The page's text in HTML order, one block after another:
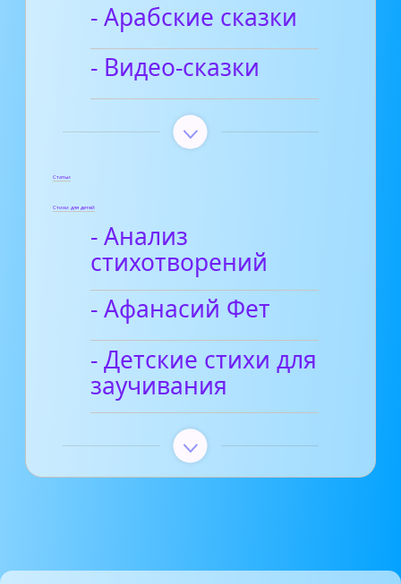
- Арабские сказки
- Видео-сказки
Статьи
Стихи для детей
- Анализ
стихотворений
- Афанасий Фет
- Детские стихи для
заучивания